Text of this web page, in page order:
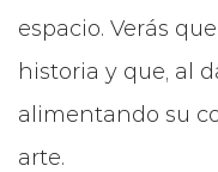
espacio. Verás
historia y que, al
alimentando su
arte.